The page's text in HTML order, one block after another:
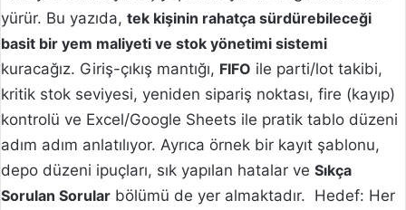
yürür. Bu yazıda, tek kişinin rahatça sürdürebileceği
basit bir yem maliyeti ve stok yönetimi sistemi
kuracağız. Giriş-çıkış mantığı, FIFO ile parti/lot takibi,
kritik stok seviyesi, yeniden sipariş noktası, fire (kayıp)
kontrolü ve Excel/Google Sheets ile pratik tablo düzeni
adım adım anlatılıyor. Ayrıca örnek bir kayıt şablonu,
depo düzeni ipuçları, sık yapılan hatalar ve Sıkça
Sorulan Sorular bölümü de yer almaktadır. Hedef: Her